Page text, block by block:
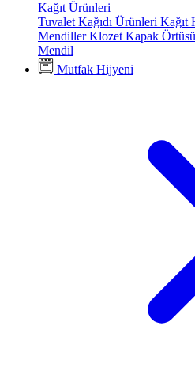
Kağıt Ürünleri
Tuvalet Kağıdı Ürünleri Kağıt
MendillerKlozet Kapak Örtüsü
Mendil
Mutfak Hijyeni